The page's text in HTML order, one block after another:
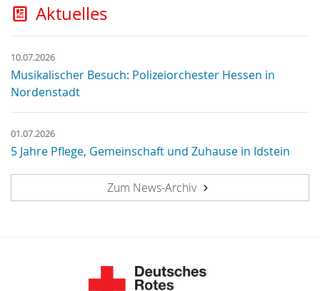
Aktuelles
10.07.2026
Musikalischer Besuch: Polizeiorchester Hessen in
Nordenstadt
01.07.2026
5 Jahre Pflege, Gemeinschaft und Zuhause in Idstein
Zum News-Archiv